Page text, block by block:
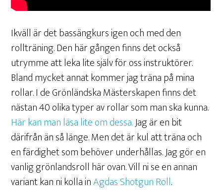
Ikväll är det bassängkurs igen och med den
rollträning. Den här gången finns det också
utrymme att leka lite själv för oss instruktörer.
Bland mycket annat kommer jag träna på mina
rollar. I de Grönländska Mästerskapen finns det
nästan 40 olika typer av rollar som man ska kunna.
Här kan man läsa lite om dessa.Jag är en bit
därifrån än så länge. Men det är kul att träna och
en färdighet som behöver underhållas. Jag gör en
vanlig grönlandsroll här ovan. Vill ni se en annan
variant kan ni kolla inAgdas Shotgun Roll.